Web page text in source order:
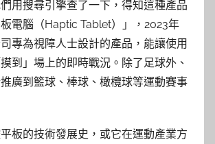
用搜尋引擎查了一下，得知這種產品
電腦（Haptic Tablet）」，2023年
專為視障人士設計的產品，能讓使用
到」場上的即時戰況。除了足球外、
廣到籃球、棒球、橄欖球等運動賽事
板的技術發展史，或它在運動產業方